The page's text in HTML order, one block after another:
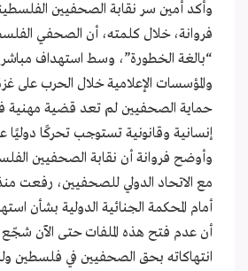
وأكد أمين سر نقابة الصحفيين
فروانة، خلال كلمته، أن الصحفي
“بالغة الخطورة”، وسط استهداف
والمؤسسات الإعلامية خلال الحرب على
حماية الصحفيين لم تعد قضية
إنسانية وقانونية تستوجب تحركًا دوليًا
وأوضح فروانة أن نقابة الصحفيين
أمام المحكمة الجنائية الدولية بشأن
أن عدم فتح هذه الملفات حتى الآن شجّع
انتهاكاته بحق الصحفيين في فلسطين